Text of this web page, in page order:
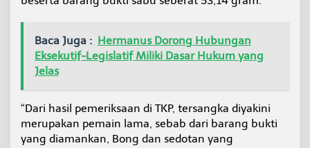
Baca Juga : Hermanus Dorong Hubungan
Eksekutif-Legislatif Miliki Dasar Hukum yang
Jelas
“Dari hasil pemeriksaan di TKP, tersangka diyakini
merupakan pemain lama, sebab dari barang bukti
yang diamankan, Bong dan sedotan yang